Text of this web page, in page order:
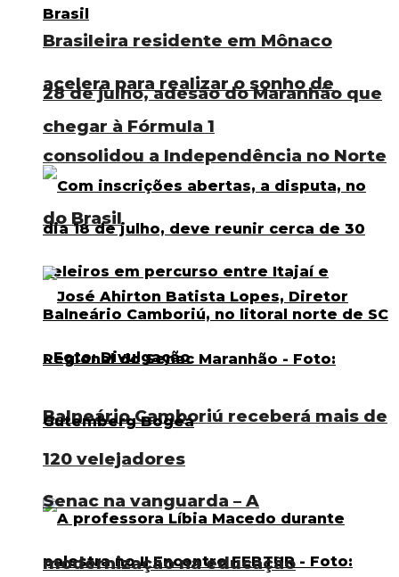
Brasileira residente em Mônaco
acelera para realizar o sonho de
chegar à Fórmula 1
Balneário Camboriú receberá mais de
120 velejadores
28 de julho, adesão do Maranhão que
consolidou a Independência no Norte
do Brasil
Senac na vanguarda – A
modernização na educação